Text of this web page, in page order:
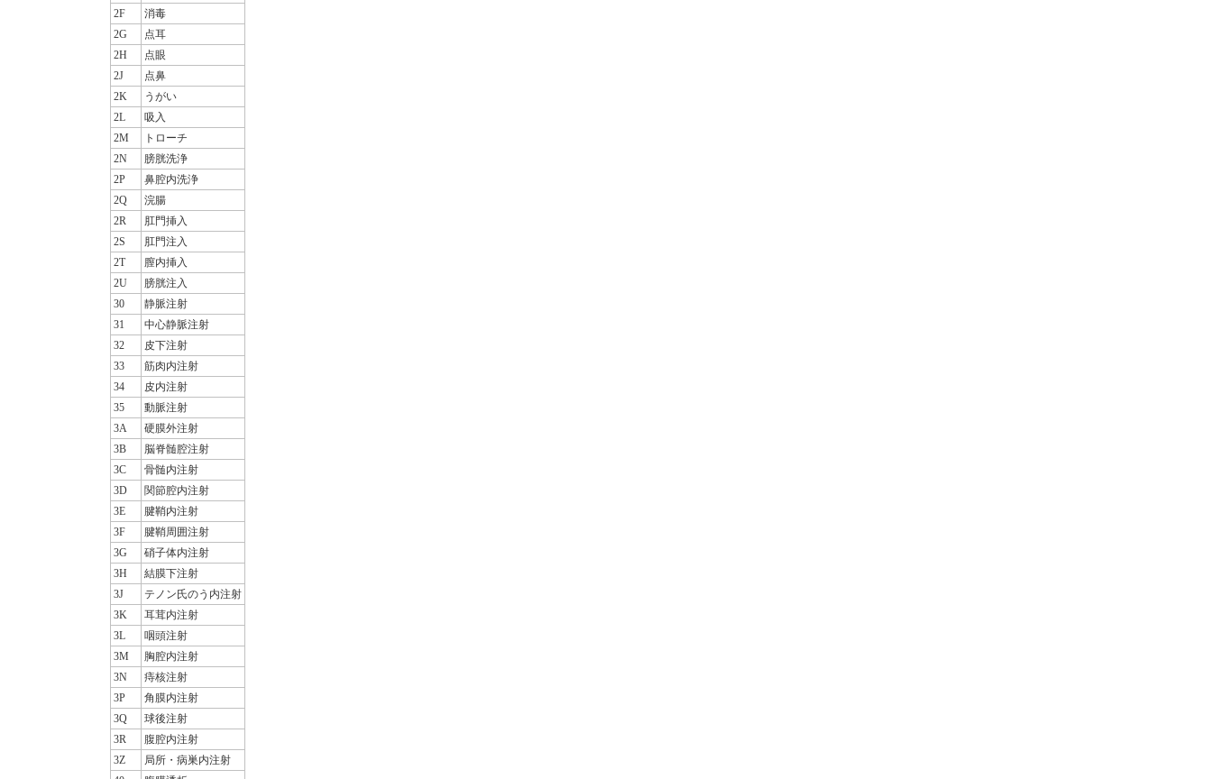
2F
消毒
2G
点耳
2H
点眼
2J
点鼻
2K
うがい
2L
吸入
2M
トローチ
2N
膀胱洗浄
2P
鼻腔内洗浄
2Q
浣腸
2R
肛門挿入
2S
肛門注入
2T
膣内挿入
2U
膀胱注入
30
静脈注射
31
中心静脈注射
32
皮下注射
33
筋肉内注射
34
皮内注射
35
動脈注射
3A
硬膜外注射
3B
脳脊髄腔注射
3C
骨髄内注射
3D
関節腔内注射
3E
腱鞘内注射
3F
腱鞘周囲注射
3G
硝子体内注射
3H
結膜下注射
3J
テノン氏のう内注射
3K
耳茸内注射
3L
咽頭注射
3M
胸腔内注射
3N
痔核注射
3P
角膜内注射
3Q
球後注射
3R
腹腔内注射
3Z
局所・病巣内注射